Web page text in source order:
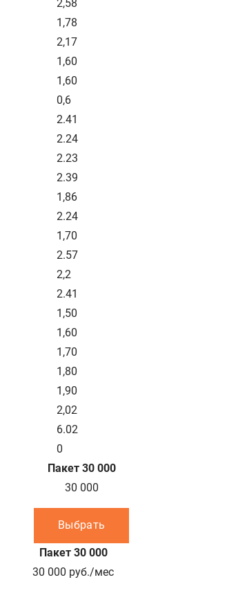
2,58
1,78
2,17
1,60
1,60
0,6
2.41
2.24
2.23
2.39
1,86
2.24
1,70
2.57
2,2
2.41
1,50
1,60
1,70
1,80
1,90
2,02
6.02
0
Пакет 30 000
30 000
Выбрать
Пакет 30 000
30 000 руб./мес